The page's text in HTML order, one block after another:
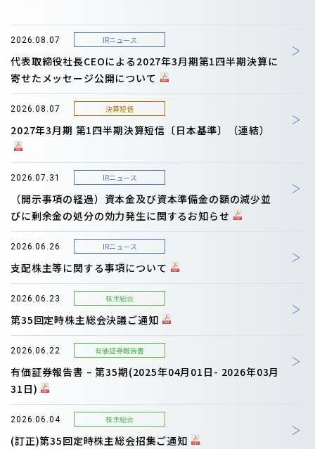
2026.08.07 IRニュース
代表取締役社長CEOによる2027年3月期第1四半期決算に
寄せたメッセージ公開について
2026.08.07 決算短信
2027年3月期 第1四半期決算短信〔日本基準〕（連結）
2026.07.31 IRニュース
（開示事項の経過）資本金及び資本準備金の額の減少並
びに剰余金の処分の効力発生に関するお知らせ
2026.06.26 IRニュース
支配株主等に関する事項について
2026.06.23 株主総会
第35回定時株主総会決議ご通知
2026.06.22 有価証券報告書
有価証券報告書 – 第35期(2025年04月01日- 2026年03月
31日)
2026.06.04 株主総会
(訂正)第35回定時株主総会招集ご通知